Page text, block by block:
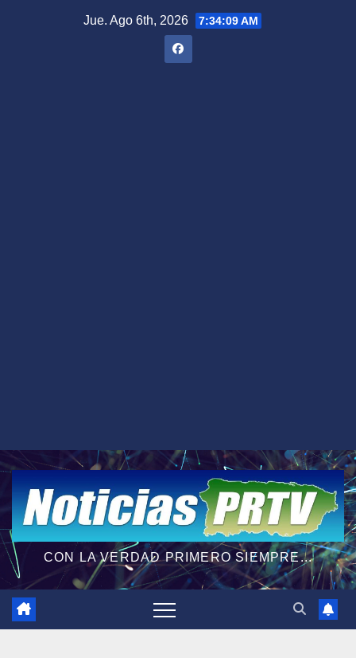
Jue. Ago 6th, 2026 7:34:10 AM
CON LA VERDAD PRIMERO SIEMPRE...